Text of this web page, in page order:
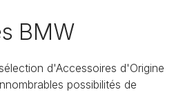
BMW
d'Accessoires d'Origine
possibilités de